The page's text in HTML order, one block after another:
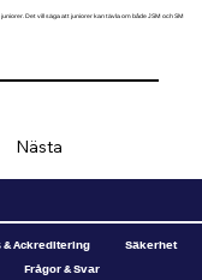
Det vill säga att juniorer kan tävla om både JSM och SM
Nästa
& Ackreditering
Säkerhet
Frågor & Svar